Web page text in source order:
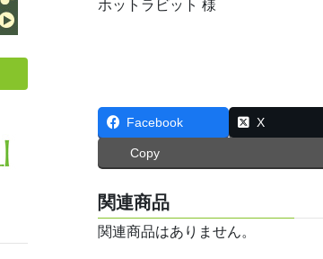
ホットラビット 様
Facebook X
Copy
関連商品
関連商品はありません。